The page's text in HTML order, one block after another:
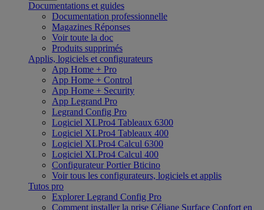
Documentations et guides
Documentation professionnelle
Magazines Réponses
Voir toute la doc
Produits supprimés
Applis, logiciels et configurateurs
App Home + Pro
App Home + Control
App Home + Security
App Legrand Pro
Legrand Config Pro
Logiciel XLPro4 Tableaux 6300
Logiciel XLPro4 Tableaux 400
Logiciel XLPro4 Calcul 6300
Logiciel XLPro4 Calcul 400
Configurateur Portier Bticino
Voir tous les configurateurs, logiciels et applis
Tutos pro
Explorer Legrand Config Pro
Comment installer la prise Céliane Surface Confort en